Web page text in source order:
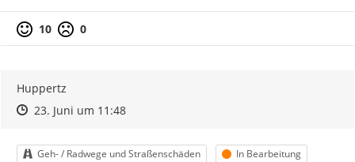
10 0
Huppertz
Zeitpunkt des Erstellens
Zeitpunkt des Erstellens
23. Juni um 11:48Zur Äußerung
Kategorie
Geh- / Radwege und Straßenschäden Status
In Bearbeitung